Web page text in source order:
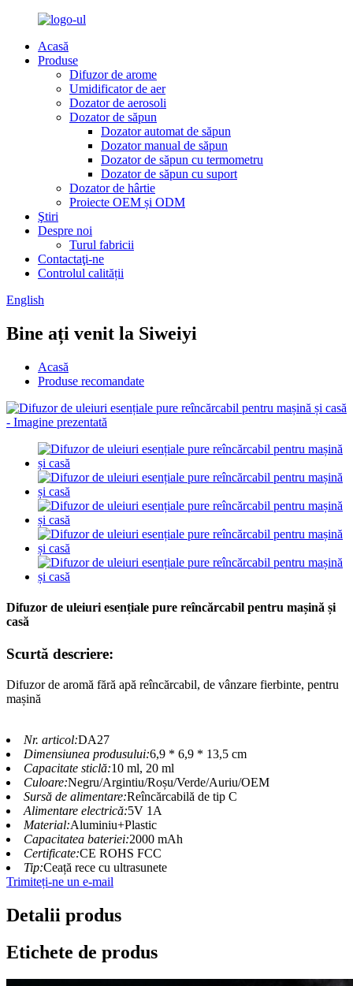
Acasă
Produse
Difuzor de arome
Umidificator de aer
Dozator de aerosoli
Dozator de săpun
Dozator automat de săpun
Dozator manual de săpun
Dozator de săpun cu termometru
Dozator de săpun cu suport
Dozator de hârtie
Proiecte OEM și ODM
Ştiri
Despre noi
Turul fabricii
Contactaţi-ne
Controlul calității
English
Bine ați venit la Siweiyi
Acasă
Produse recomandate
Difuzor de uleiuri esențiale pure reîncărcabil pentru mașină și
casă
Scurtă descriere:
Difuzor de aromă fără apă reîncărcabil, de vânzare fierbinte, pentru
mașină
Nr. articol:DA27
Dimensiunea produsului:6,9 * 6,9 * 13,5 cm
Capacitate sticlă:10 ml, 20 ml
Culoare:Negru/Argintiu/Roșu/Verde/Auriu/OEM
Sursă de alimentare:Reîncărcabilă de tip C
Alimentare electrică:5V 1A
Material:Aluminiu+Plastic
Capacitatea bateriei:2000 mAh
Certificate:CE ROHS FCC
Tip:Ceață rece cu ultrasunete
Trimiteți-ne un e-mail
Detalii produs
Etichete de produs